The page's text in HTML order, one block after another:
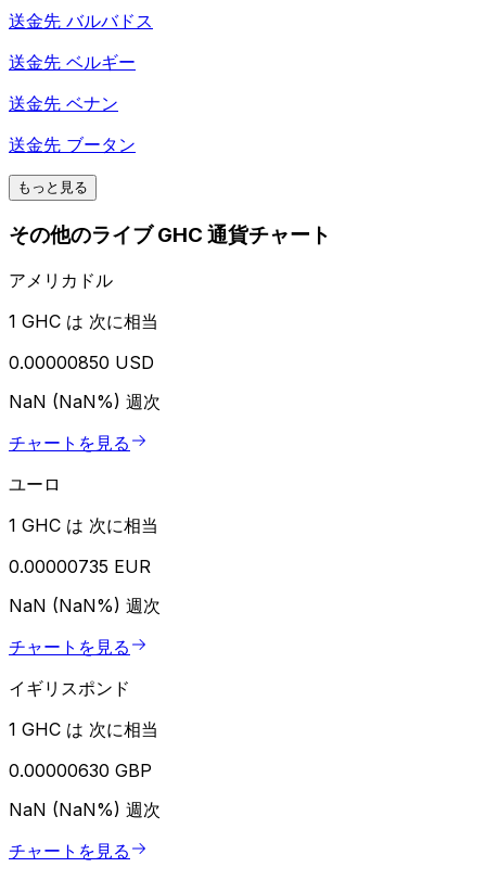
送金先 バルバドス
送金先 ベルギー
送金先 ベナン
送金先 ブータン
もっと見る
その他のライブ GHC 通貨チャート
アメリカドル
1 GHC は 次に相当
0.00000850 USD
NaN (NaN%) 週次
チャートを見る
ユーロ
1 GHC は 次に相当
0.00000735 EUR
NaN (NaN%) 週次
チャートを見る
イギリスポンド
1 GHC は 次に相当
0.00000630 GBP
NaN (NaN%) 週次
チャートを見る